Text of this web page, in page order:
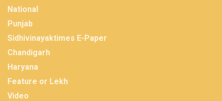
National
Punjab
Sidhivinayaktimes E-Paper
Chandigarh
Haryana
Feature or Lekh
Video